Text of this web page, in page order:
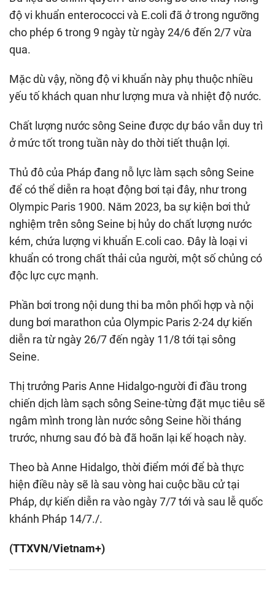
độ vi khuẩn enterococci và E.coli đã ở trong ngưỡng
cho phép 6 trong 9 ngày từ ngày 24/6 đến 2/7 vừa
qua.
Mặc dù vậy, nồng độ vi khuẩn này phụ thuộc nhiều
yếu tố khách quan như lượng mưa và nhiệt độ nước.
Chất lượng nước sông Seine được dự báo vẫn duy trì
ở mức tốt trong tuần này do thời tiết thuận lợi.
Thủ đô của Pháp đang nỗ lực làm sạch sông Seine
để có thể diễn ra hoạt động bơi tại đây, như trong
Olympic Paris 1900. Năm 2023, ba sự kiện bơi thử
nghiệm trên sông Seine bị hủy do chất lượng nước
kém, chứa lượng vi khuẩn E.coli cao. Đây là loại vi
khuẩn có trong chất thải của người, một số chủng có
độc lực cực mạnh.
Phần bơi trong nội dung thi ba môn phối hợp và nội
dung bơi marathon của Olympic Paris 2-24 dự kiến
diễn ra từ ngày 26/7 đến ngày 11/8 tới tại sông
Seine.
Thị trưởng Paris Anne Hidalgo-người đi đầu trong
chiến dịch làm sạch sông Seine-từng đặt mục tiêu sẽ
ngâm mình trong làn nước sông Seine hồi tháng
trước, nhưng sau đó bà đã hoãn lại kế hoạch này.
Theo bà Anne Hidalgo, thời điểm mới để bà thực
hiện điều này sẽ là sau vòng hai cuộc bầu cử tại
Pháp, dự kiến diễn ra vào ngày 7/7 tới và sau lễ quốc
khánh Pháp 14/7./.
(TTXVN/Vietnam+)